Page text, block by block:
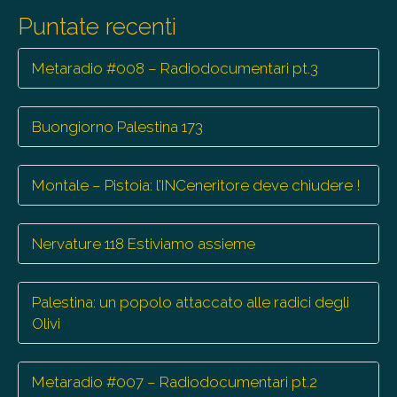
Puntate recenti
Metaradio #008 – Radiodocumentari pt.3
Buongiorno Palestina 173
Montale – Pistoia: l’INCeneritore deve chiudere !
Nervature 118 Estiviamo assieme
Palestina: un popolo attaccato alle radici degli
Olivi
Metaradio #007 – Radiodocumentari pt.2